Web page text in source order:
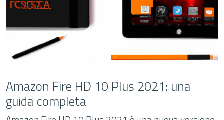
Amazon Fire HD 10 Plus 2021: una
guida completa